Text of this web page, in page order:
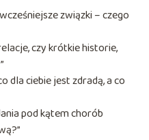
związki – czego
czy krótkie historie,
dla ciebie jest zdradą, a co
pod kątem chorób